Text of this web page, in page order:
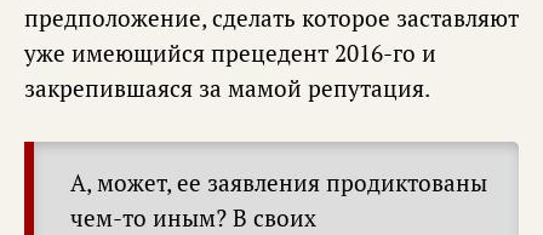
предположение, сделать которое заставляют
уже имеющийся прецедент 2016-го и
закрепившаяся за мамой репутация.
А, может, ее заявления продиктованы
чем-то иным? В своих